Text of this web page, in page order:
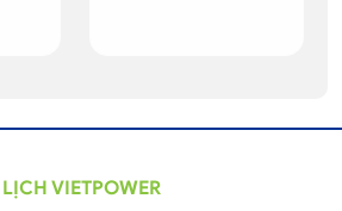
VIETPOWER